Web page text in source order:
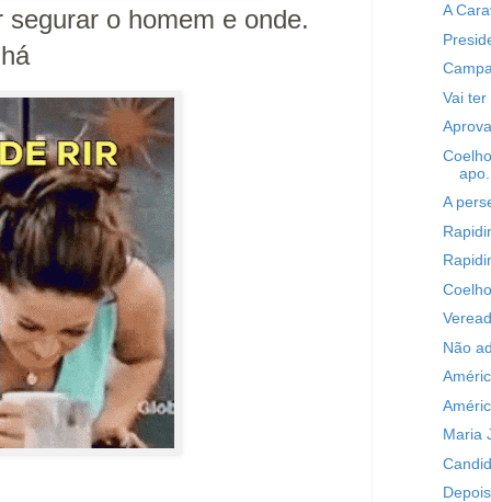
o homem e onde.
A
Vai
A
Não
Maria